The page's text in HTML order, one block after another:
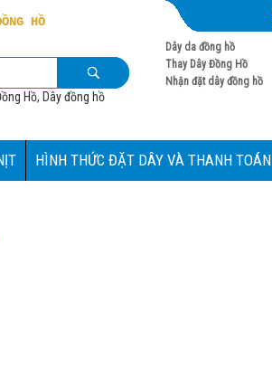
HỒ
Hồ, Dây đồng hồ
Dây da đồng hồ
Thay Dây Đồng Hồ
Nhận đặt dây đồng hồ
HÌNH THỨC ĐẶT DÂY VÀ THANH TOÁN